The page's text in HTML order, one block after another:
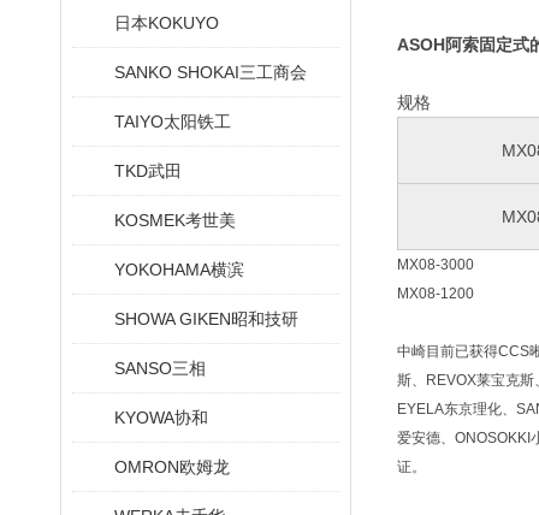
日本KOKUYO
SANKO SHOKAI三工商会
TAIYO太阳铁工
TKD武田
KOSMEK考世美
YOKOHAMA横滨
SHOWA GIKEN昭和技研
SANSO三相
KYOWA协和
OMRON欧姆龙
ASOH阿索固定式
规格
MX08-3000
MX08-1200
中崎目前已获得CCS
斯、REVOX莱宝克斯
EYELA东京理化、
爱安德、ONOSOKKI
证。